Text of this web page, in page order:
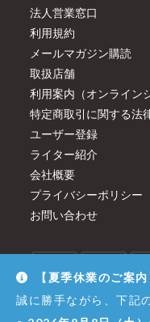
法人営業窓口
利用規約
メールマガジン購読
取扱店舗
利用案内（オンライン
特定商取引に関する法
ユーザー登録
ライター紹介
会社概要
プライバシーポリシー
お問い合わせ
【夏季休業のご案内
誠に勝手ながら、下記